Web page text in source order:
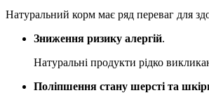
Натуральний корм має ряд переваг для
Зниження ризику алергій.
Натуральні продукти рідко
Поліпшення стану шерсті та